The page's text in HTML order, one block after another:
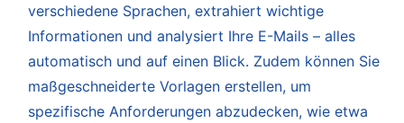
verschiedene Sprachen, extrahiert wichtige
Informationen und analysiert Ihre E-Mails – alles
automatisch und auf einen Blick. Zudem können Sie
maßgeschneiderte Vorlagen erstellen, um
spezifische Anforderungen abzudecken, wie etwa